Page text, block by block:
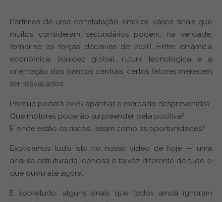
Partimos de uma constatação simples: vários sinais que
muitos consideram secundários podem, na verdade,
tornar-se as forças decisivas de 2026. Entre dinâmica
económica, liquidez global, rutura tecnológica e a
orientação dos bancos centrais, certos fatores merecem
ser reavaliados.
Porque poderá 2026 apanhar o mercado desprevenido?
Que motores poderão surpreender pela positiva?
E onde estão os riscos… assim como as oportunidades?
Explicamos tudo isto no nosso vídeo de hoje — uma
análise estruturada, concisa e talvez diferente de tudo o
que ouviu até agora.
E sobretudo: alguns sinais que todos ainda ignoram